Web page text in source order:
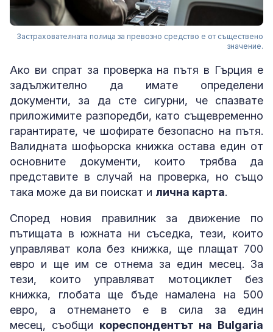
Застрахователната полица за превозно средство е от съществено
значение.
Ако ви спрат за проверка на пътя в Гърция е
задължително да имате определени
документи, за да сте сигурни, че спазвате
приложимите разпоредби, като същевременно
гарантирате, че шофирате безопасно на пътя.
Валидната шофьорска книжка остава един от
основните документи, които трябва да
представите в случай на проверка, но също
така може да ви поискат и лична карта.
Според новия правилник за движение по
пътищата в южната ни съседка, тези, които
управляват кола без книжка, ще плащат 700
евро и ще им се отнема за един месец. За
тези, които управляват мотоциклет без
книжка, глобата ще бъде намалена на 500
евро, а отнемането е в сила за един
месец, съобщи кореспондентът на Bulgaria